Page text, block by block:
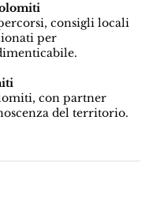
consigli locali
per
con partner
del territorio.